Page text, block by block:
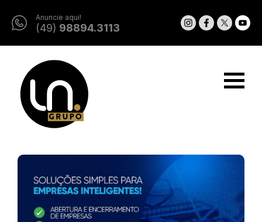
Anuncie aqui!
(49) 98894.3113